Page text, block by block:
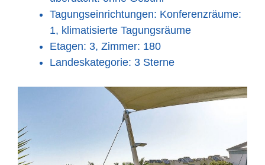
Tagungseinrichtungen: Konferenzräume:
1, klimatisierte Tagungsräume
Etagen: 3, Zimmer: 180
Landeskategorie: 3 Sterne